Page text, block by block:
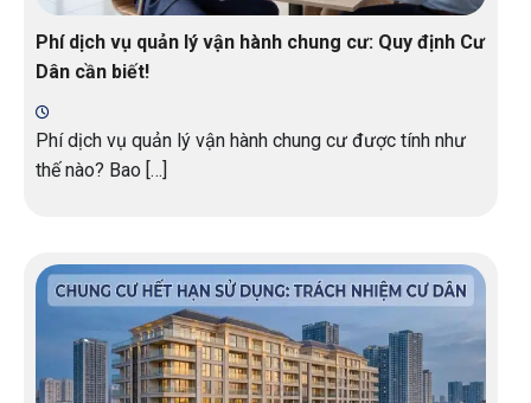
Phí dịch vụ quản lý vận hành chung cư: Quy định Cư
Dân cần biết!
Phí dịch vụ quản lý vận hành chung cư được tính như
thế nào? Bao […]